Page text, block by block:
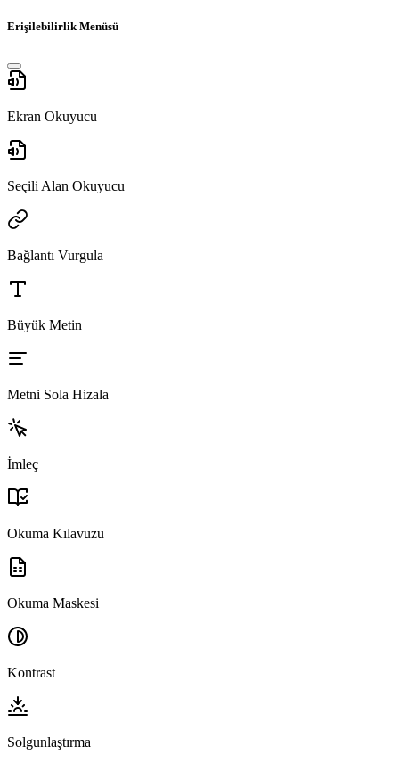
Erişilebilirlik Menüsü
Ekran Okuyucu
Seçili Alan Okuyucu
Bağlantı Vurgula
Büyük Metin
Metni Sola Hizala
İmleç
Okuma Kılavuzu
Okuma Maskesi
Kontrast
Solgunlaştırma